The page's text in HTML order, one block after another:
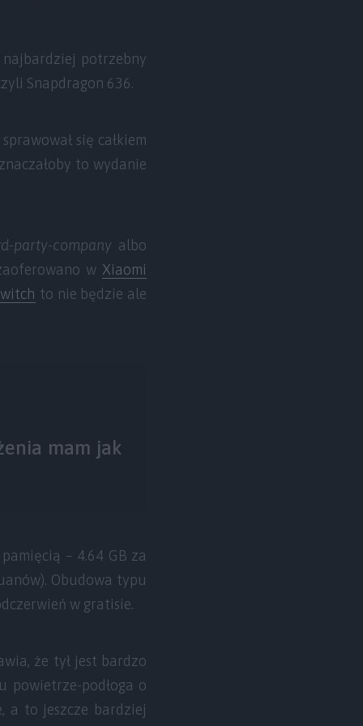
potrzebny
Snapdragon 636.
sprawował się całkiem
to wydanie
party-company albo
w Xiaomi
to nie będzie ale
mam jak
– 4.64 GB za
Obudowa typu
w gratisie.
że tył jest bardzo
powietrze-podłoga o
a to jeszcze bardziej